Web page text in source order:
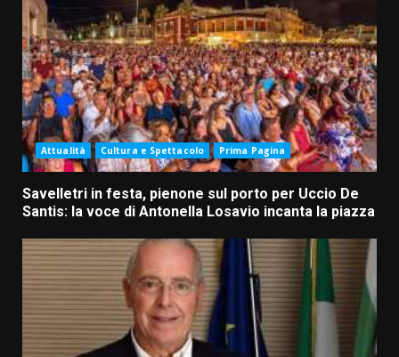
Attualità Cultura e Spettacolo Prima Pagina
Savelletri in festa, pienone sul porto per Uccio De
Santis: la voce di Antonella Losavio incanta la piazza